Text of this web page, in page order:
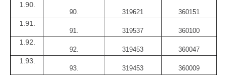
1.90.
90. 319621 360151
1.91.
91. 319537 360100
1.92.
92. 319453 360047
1.93.
93. 319453 360009